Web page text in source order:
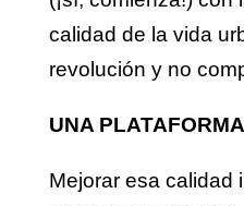
calidad de la vida
revolución y no
UNA
Mejorar esa calidad